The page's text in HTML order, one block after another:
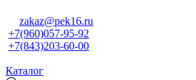
zakaz@pek16.ru
+7(960)057-95-92
+7(843)203-60-00
Каталог